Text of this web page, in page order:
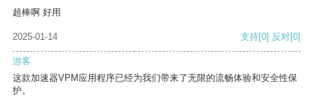
超棒啊 好用
2025-01-14 支持[0] 反对[0]
游客
这款加速器VPM应用程序已经为我们带来了无限的流畅体验和安全性保
护。